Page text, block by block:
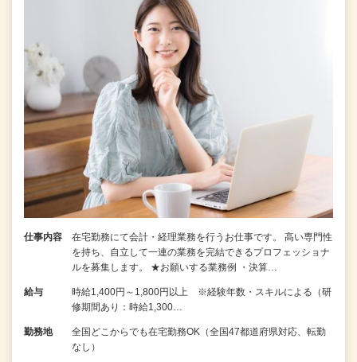
仕事内容
在宅勤務にて会計・経理業務を行うお仕事です。 高い専門性
を持ち、自立して一連の業務を完結できるプロフェッショナ
ルを募集します。 ★お願いする業務例 ・決算…
給与
時給1,400円～1,800円以上 ※経験年数・スキルによる（研
修期間あり：時給1,300…
勤務地
全国どこからでも在宅勤務OK（全国47都道府県対応、転勤
なし）